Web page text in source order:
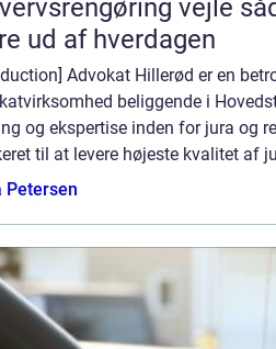
vejle sådan får virksomheder
ud af hverdagen
Advokat Hillerød er en
beliggende i
og ekspertise inden for jura og
til at levere højeste kvalitet af
Petersen